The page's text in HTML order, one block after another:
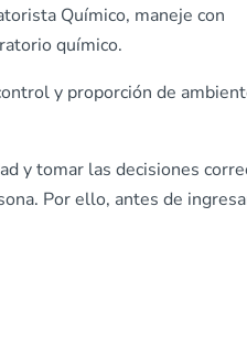
Químico, maneje con
químico.
y proporción de
y tomar las decisiones
Por ello, antes de